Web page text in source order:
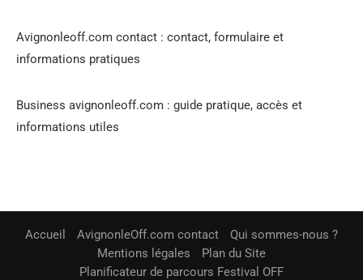
Avignonleoff.com contact : contact, formulaire et
informations pratiques
Business avignonleoff.com : guide pratique, accès et
informations utiles
Accueil AvignonleOff.com contact
Qui sommes-nous ?
Mentions légales
Plan du Site
Planificateur de parcours Festival OFF